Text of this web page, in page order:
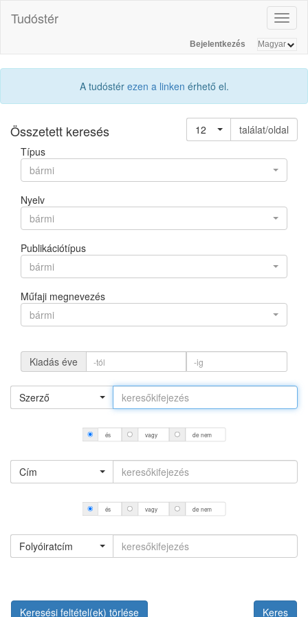
Tudóstér
Bejelentkezés
A tudóstér ezen a linken érhető el.
Összetett keresés 12
találat/oldal
Típus
bármi
Nyelv
bármi
Publikációtípus
bármi
Műfaji megnevezés
bármi
Kiadás éve
Szerző
és vagy de nem
Cím
és vagy de nem
Folyóiratcím
Keresési feltétel(ek) törlése